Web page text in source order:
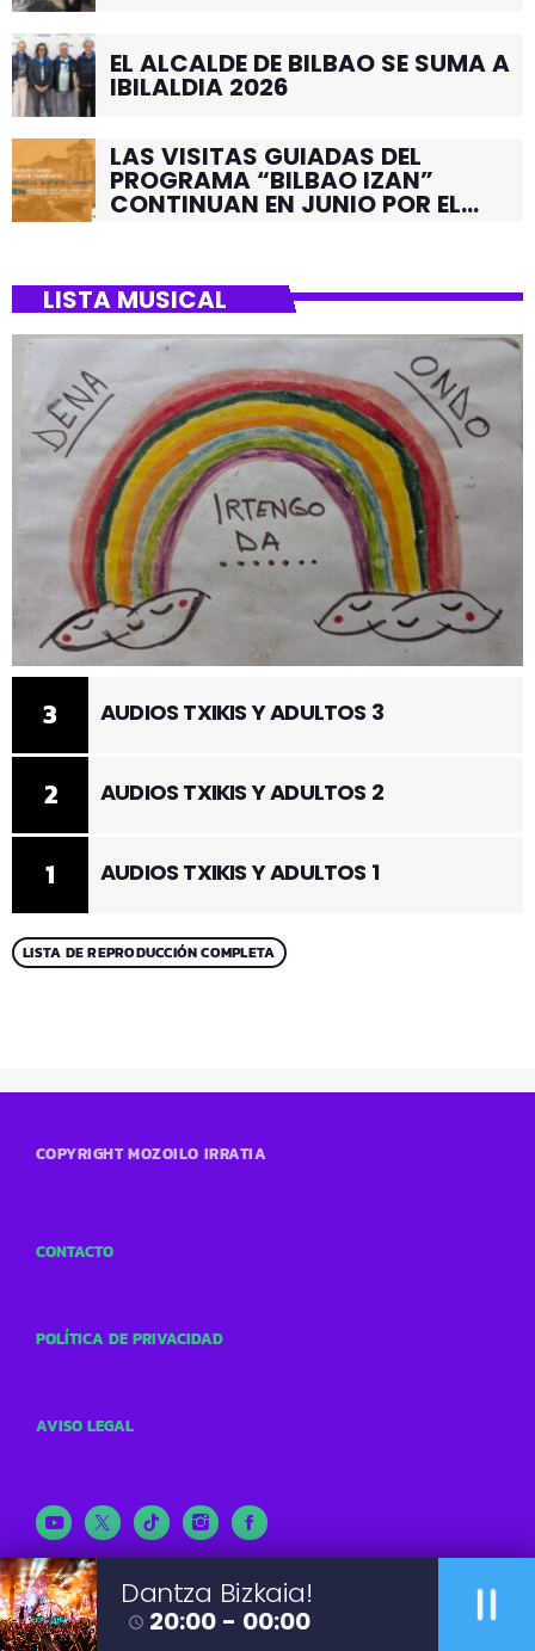
EL ALCALDE DE BILBAO SE SUMA A
IBILALDIA 2026
LAS VISITAS GUIADAS DEL
PROGRAMA “BILBAO IZAN”
CONTINUAN EN JUNIO POR EL
LISTA MUSICAL
1 AUDIOS TXIKIS Y ADULTOS 1
2 AUDIOS TXIKIS Y ADULTOS 2
3 AUDIOS TXIKIS Y ADULTOS 3
LISTA DE REPRODUCCIÓN COMPLETA
Dantza Bizkaia!
access_time 20:00 - 00:00 pause
COPYRIGHT MOZOILO IRRATIA
CONTACTO
POLÍTICA DE PRIVACIDAD
AVISO LEGAL